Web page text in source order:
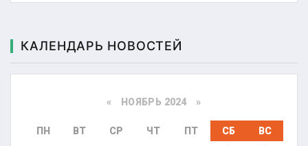
КАЛЕНДАРЬ НОВОСТЕЙ
« НОЯБРЬ 2024 »
ПН ВТ СР ЧТ ПТ СБ
ВС